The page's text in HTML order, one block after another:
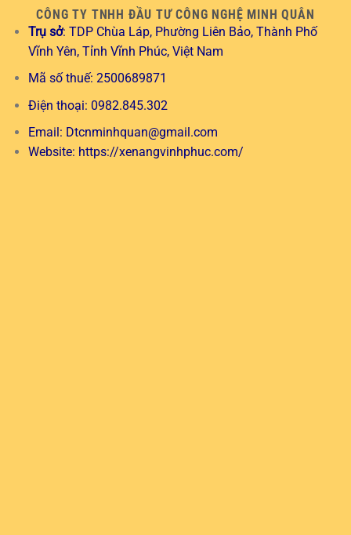
CÔNG TY TNHH ĐẦU TƯ CÔNG NGHỆ MINH QUÂN
Trụ sở: TDP Chùa Láp, Phường Liên Bảo, Thành Phố
Vĩnh Yên, Tỉnh Vĩnh Phúc, Việt Nam
Mã số thuế: 2500689871
Điện thoại: 0982.845.302
Email: Dtcnminhquan@gmail.com
Website: https://xenangvinhphuc.com/